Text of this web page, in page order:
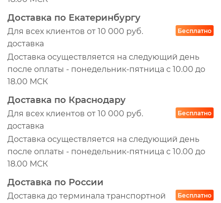
Доставка по Екатеринбургу
Для всех клиентов от 10 000 руб.
доставка
Бесплатно
Доставка осуществляется на следующий день
после оплаты - понедельник-пятница с 10.00 до
18.00 МСК
Доставка по Краснодару
Для всех клиентов от 10 000 руб.
доставка
Бесплатно
Доставка осуществляется на следующий день
после оплаты - понедельник-пятница с 10.00 до
18.00 МСК
Доставка по России
Доставка до терминала транспортной
Бесплатно